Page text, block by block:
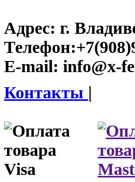
Адрес: г.
Телефон:
E-mail: info@x-
Контакты |